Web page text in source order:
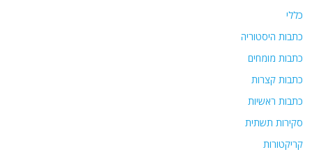
כללי
כתבות היסטוריה
כתבות מומחים
כתבות קצרות
כתבות ראשיות
סקירות תשתית
קריקטורות